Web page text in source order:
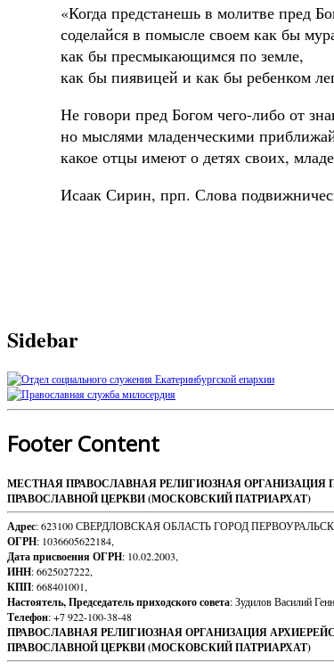
«Когда предстанешь в молитве пред
соделайся в помысле своем как бы
как бы пресмыкающимся по земле,
как бы пиявицей и как бы ребенком
Не говори пред Богом чего-либо от
но мыслями младенческими
какое отцы имеют о детях своих,
Исаак Сирин, прп. Слова
Sidebar
Footer Content
МЕСТНАЯ ПРАВОСЛАВНАЯ РЕЛИГИОЗНАЯ ОРГАНИЗАЦИЯ
ПРАВОСЛАВНОЙ ЦЕРКВИ (МОСКОВСКИЙ ПАТРИАРХАТ)
Адрес: 623100 СВЕРДЛОВСКАЯ ОБЛАСТЬ ГОРОД
ОГРН: 1036605622184,
Дата присвоения ОГРН: 10.02.2003,
ИНН: 6625027222,
КПП: 668401001,
Настоятель, Председатель приходского совета: Зудилов Василий
Телефон: +7 922-100-38-48
ПРАВОСЛАВНАЯ РЕЛИГИОЗНАЯ ОРГАНИЗАЦИЯ
ПРАВОСЛАВНОЙ ЦЕРКВИ (МОСКОВСКИЙ ПАТРИАРХАТ)